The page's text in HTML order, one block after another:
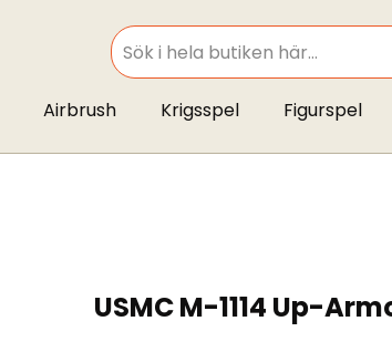
SEARCH
Airbrush Krigsspel Figurspel
USMC M-1114 Up-